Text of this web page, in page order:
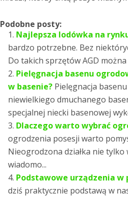
Podobne posty:
Najlepsza lodówka na
bardzo potrzebne. Bez
Do takich sprzętów AGD można
Pielęgnacja basenu
w basenie? Pielęgnacja
niewielkiego dmuchanego
specjalnej niecki basenowej
Dlaczego warto wybrać
ogrodzenia posesji warto
Nieogrodzona działka nie tylko
wiadomo...
Podstawowe urządzenia
dziś praktycznie podstawą w